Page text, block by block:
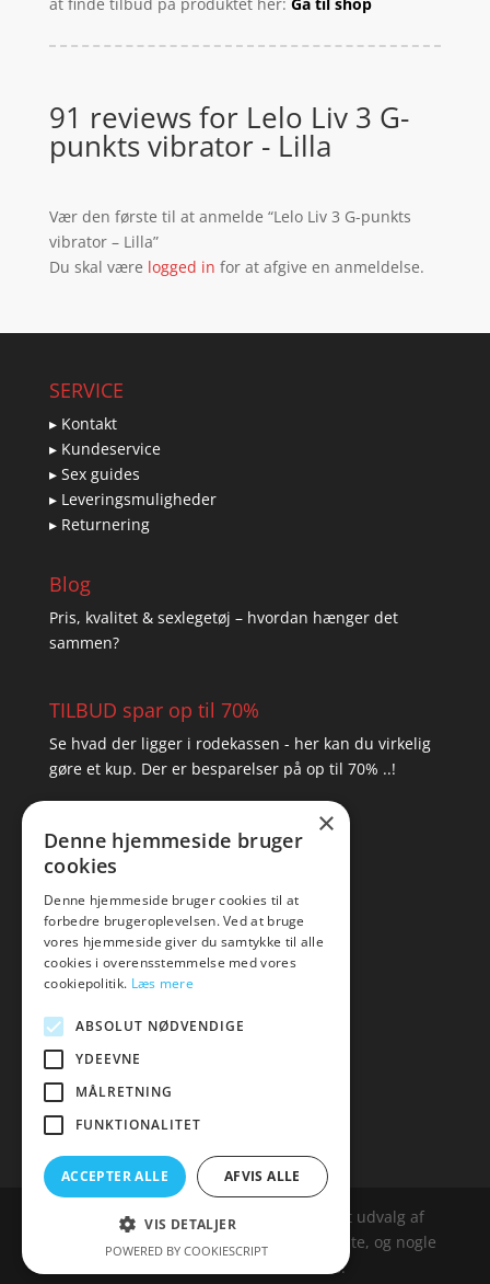
91 reviews for Lelo Liv 3 G-
punkts vibrator - Lilla
Vær den første til at anmelde “Lelo Liv 3 G-punkts
vibrator – Lilla”
Du skal være logged in for at afgive en anmeldelse.
SERVICE
▸ Kontakt
▸ Kundeservice
▸ Sex guides
▸ Leveringsmuligheder
▸ Returnering
Blog
Pris, kvalitet & sexlegetøj – hvordan hænger det
sammen?
TILBUD spar op til 70%
Se hvad der ligger i rodekassen - her kan du virkelig
gøre et kup. Der er besparelser på op til 70% ..!
Tlf: 7876 8672
Mail: hej@amare.dk
Amare.dk er siden, der samler et bredt udvalg af
spændende varer. Siden er et affailiatesite, og nogle
links kan være affialitelinks.
×
Denne hjemmeside bruger
cookies
Denne hjemmeside bruger cookies til at
forbedre brugeroplevelsen. Ved at bruge
vores hjemmeside giver du samtykke til alle
cookies i overensstemmelse med vores
cookiepolitik. Læs mere
ABSOLUT NØDVENDIGE
YDEEVNE
MÅLRETNING
FUNKTIONALITET
ACCEPTER ALLE AFVIS ALLE
VIS DETALJER
POWERED BY COOKIESCRIPT